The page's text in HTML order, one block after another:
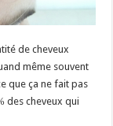
de cheveux
même souvent
que ça ne fait pas
des cheveux qui